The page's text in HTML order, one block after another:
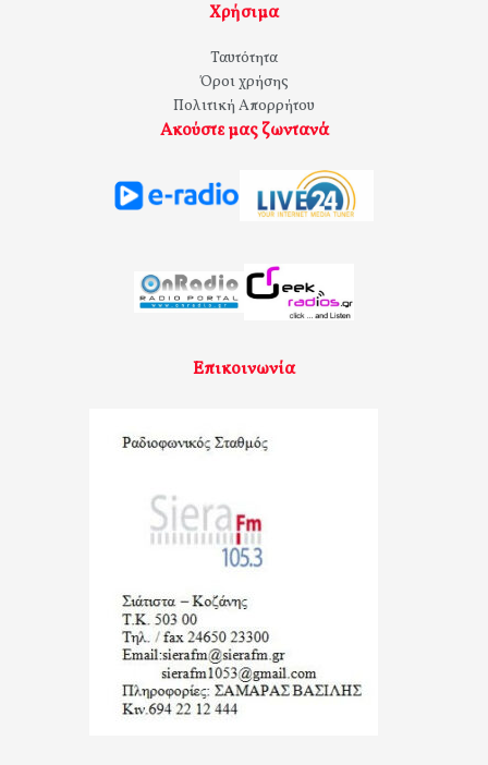
Χρήσιμα
Ταυτότητα
Όροι χρήσης
Πολιτική Απορρήτου
Ακούστε μας ζωντανά
Επικοινωνία